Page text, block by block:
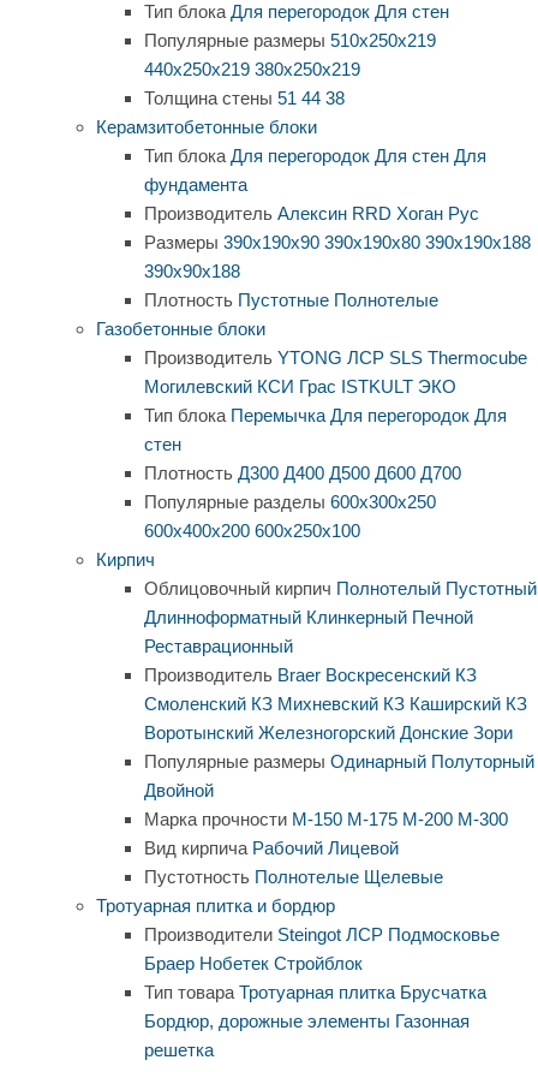
Тип блока Для перегородок Для стен
Популярные размеры 510х250х219
440х250х219 380х250х219
Толщина стены 51 44 38
Керамзитобетонные блоки
Тип блока Для перегородок Для стен Для
фундамента
Производитель Алексин RRD Хоган Рус
Размеры 390х190х90 390х190х80 390х190х188
390х90х188
Плотность Пустотные Полнотелые
Газобетонные блоки
Производитель YTONG ЛСР SLS Thermocube
Могилевский КСИ Грас ISTKULT ЭКО
Тип блока Перемычка Для перегородок Для
стен
Плотность Д300 Д400 Д500 Д600 Д700
Популярные разделы 600х300х250
600х400х200 600х250х100
Кирпич
Облицовочный кирпич Полнотелый Пустотный
Длинноформатный Клинкерный Печной
Реставрационный
Производитель Braer Воскресенский КЗ
Смоленский КЗ Михневский КЗ Каширский КЗ
Воротынский Железногорский Донские Зори
Популярные размеры Одинарный Полуторный
Двойной
Марка прочности М-150 М-175 М-200 М-300
Вид кирпича Рабочий Лицевой
Пустотность Полнотелые Щелевые
Тротуарная плитка и бордюр
Производители Steingot ЛСР Подмосковье
Браер Нобетек Стройблок
Тип товара Тротуарная плитка Брусчатка
Бордюр, дорожные элементы Газонная
решетка